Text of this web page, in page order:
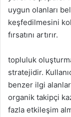
uygun olanları
keşfedilmesini
fırsatını artırır.
topluluk
stratejidir.
benzer ilgi
organik takipçi
fazla etkileşim